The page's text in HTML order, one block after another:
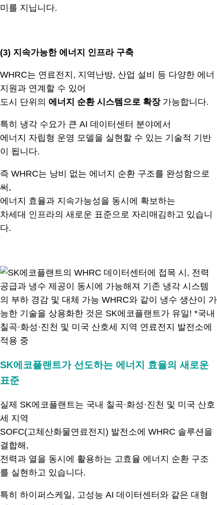
미를 지닙니다.
(3) 지속가능한 에너지 인프라 구축
WHRC는 연료전지, 지역난방, 산업 설비 등 다양한 에너
지원과 연계할 수 있어
도시 단위의 에너지 순환 시스템으로 확장가능합니다.
특히 냉각 수요가 큰 AI 데이터센터 분야에서
에너지 자립형 운영 모델을 실현할 수 있는 기술적 기반
이 됩니다.
즉 WHRC는 낭비 없는 에너지 순환 구조를 완성함으로
써,
에너지 효율과 지속가능성을 동시에 확보하는
차세대 인프라의 새로운 표준으로 자리매김하고 있습니
다.
SK에코플랜트가 선도하는 에너지 효율의 새로운
표준
실제 SK에코플랜트는 국내 칠곡·화성·진천 및 미국 산호
세 지역
SOFC(고체산화물연료전지) 발전소에 WHRC 솔루션을
결합해,
전력과 열을 동시에 활용하는 고효율 에너지 순환 구조
를 실현하고 있습니다.
특히 하이퍼스케일, 고성능 AI 데이터센터와 같은 대형